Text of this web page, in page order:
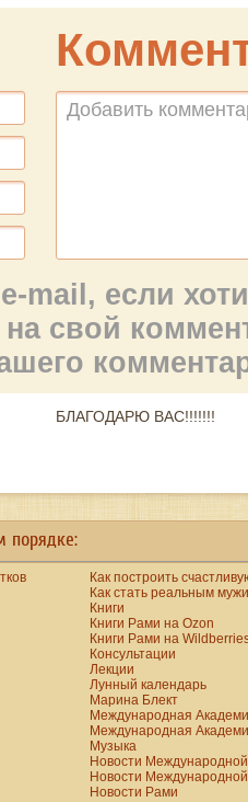
mail, если
свой
БЛАГОДАРЮ ВАС!!!!!!!
порядке:
Как построить
Как стать реальным
Книги
Книги Рами на Ozon
Книги Рами на
Консультации
Лекции
Лунный календарь
Марина Блект
Международная
Международная
Музыка
Новости
Новости
Новости Рами